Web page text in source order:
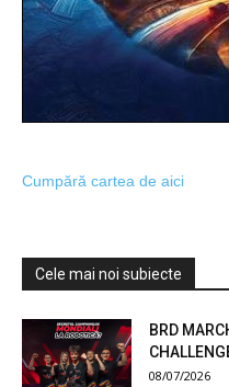
Cumpără cartea de aici
Cele mai noi subiecte
BRD
08/07/2026